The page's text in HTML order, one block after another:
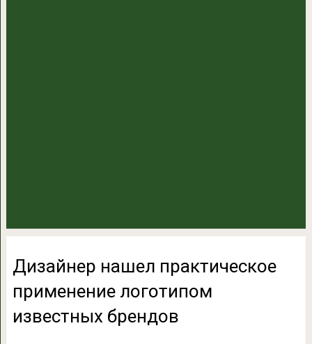
Дизайнер нашел практическое
применение логотипом
известных брендов